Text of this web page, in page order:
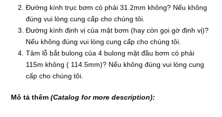
Đường kính trục bơm có phải 31.2mm không? Nếu không
đúng vui lòng cung cấp cho chúng tôi.
Đường kính định vị của mặt bơm (hay còn gọi gờ định vị)?
Nếu không đúng vui lòng cung cấp cho chúng tôi.
Tâm lỗ bắt bulong của 4 bulong mặt đầu bơm có phải
115m không ( 114.5mm)? Nếu không đúng vui lòng cung
cấp cho chúng tôi.
Mô tả thêm(Catalog for more description):